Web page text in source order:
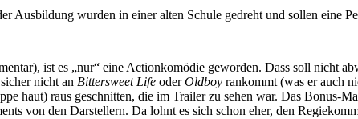
wurden in einer alten Schule gedreht und sollen eine
ist es „nur“ eine Actionkomödie geworden. Dass soll nicht
nicht an Bittersweet Life oderOldboy rankommt (was er auch
haut) raus geschnitten, die im Trailer zu sehen war. Das Bonus-
von den Darstellern. Da lohnt es sich schon eher, den